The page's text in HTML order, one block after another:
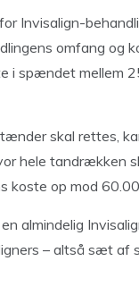
Invisalign-
omfang og
i spændet mellem
skal rettes,
hele tandrækken
koste op mod
almindelig
– altså sæt af